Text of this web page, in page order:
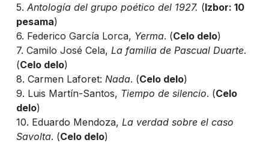
5. Antología del grupo poético del 1927. (Izbor: 10
pesama)
6. Federico García Lorca, Yerma. (Celo delo)
7. Camilo José Cela, La familia de Pascual Duarte.
(Celo delo)
8. Carmen Laforet: Nada. (Celo delo)
9. Luis Martín-Santos, Tiempo de silencio. (Celo
delo)
10. Eduardo Mendoza, La verdad sobre el caso
Savolta. (Celo delo)